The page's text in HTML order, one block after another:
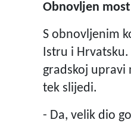
Obnovljen
S obnovljenim
Istru i
gradskoj upravi
tek slijedi.
- Da, velik dio